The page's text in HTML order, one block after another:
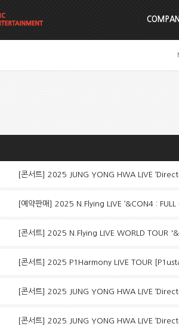
[콘서트] 2025 JUNG YONG HWA LIVE
[예약판매] 2025 N.Flying LIVE ‘&CON4 : FULL
[콘서트] 2025 N.Flying LIVE WORLD TOUR
[콘서트] 2025 P1Harmony LIVE TOUR
[콘서트] 2025 JUNG YONG HWA LIVE
[콘서트] 2025 JUNG YONG HWA LIVE